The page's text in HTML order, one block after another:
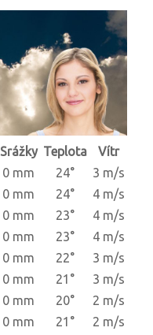
Srážky Teplota
Vítr
0 mm 24°
3 m/s
0 mm 24°
4 m/s
0 mm 23°
4 m/s
0 mm 23°
4 m/s
0 mm 22°
3 m/s
0 mm 21°
3 m/s
0 mm 20°
2 m/s
0 mm 21°
2 m/s